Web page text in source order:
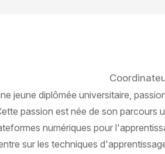
jeune diplômée universitaire,
passion est née de son parcours
numériques pour
sur les techniques